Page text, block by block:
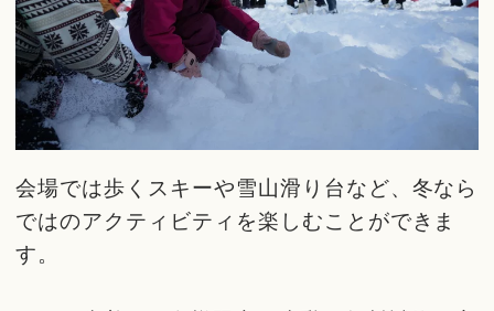
会場では歩くスキーや雪山滑り台など、冬なら
ではのアクティビティを楽しむことができま
す。